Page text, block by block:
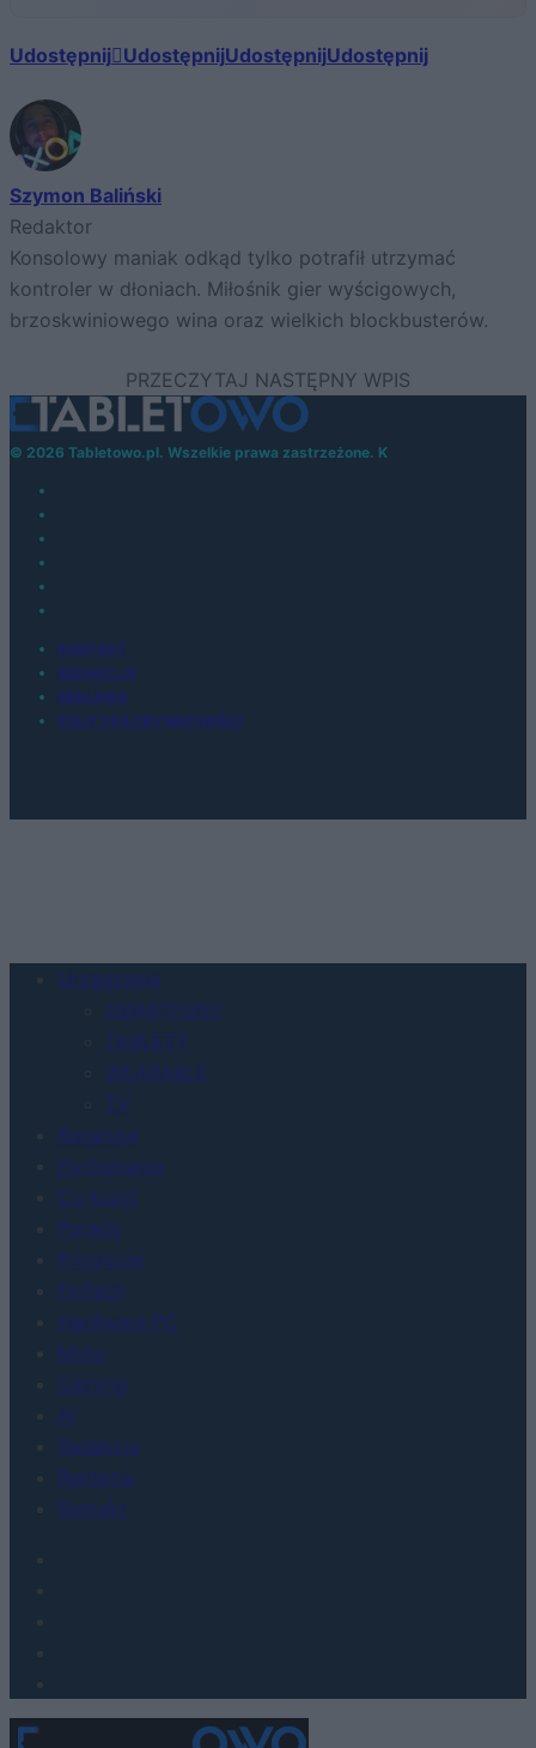
Udostępnij UdostępnijUdostępnijUdostępnij
Szymon Baliński
Redaktor
Konsolowy maniak odkąd tylko potrafił utrzymać
kontroler w dłoniach. Miłośnik gier wyścigowych,
brzoskwiniowego wina oraz wielkich blockbusterów.
© 2026 Tabletowo.pl. Wszelkie prawa zastrzeżone. K
KONTAKT
REDAKCJA
REKLAMA
POLITYKA PRYWATNOŚCI
Urządzenia
SMARTFONY
TABLETY
WEARABLE
TV
Recenzje
Porównania
Co kupić
Porady
Promocje
FinTech
Hardware PC
Moto
Gaming
AI
Redakcja
Reklama
Kontakt